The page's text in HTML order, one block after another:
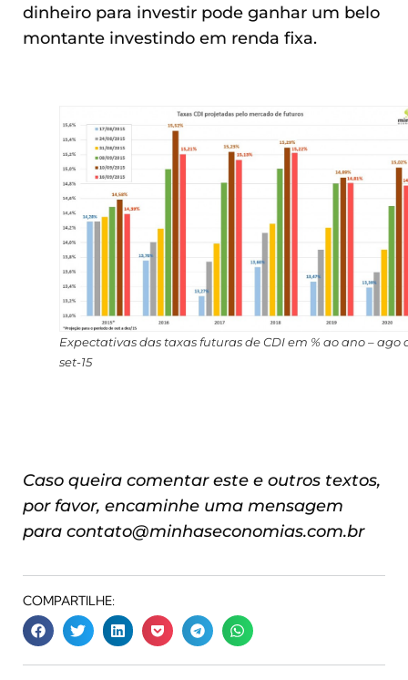
dinheiro para investir pode ganhar um belo
montante investindo em renda fixa.
Expectativas das taxas futuras de CDI em % ao ano – ago
set-15
Caso queira comentar este e outros textos,
por favor, encaminhe uma mensagem
para contato@minhaseconomias.com.br
COMPARTILHE: